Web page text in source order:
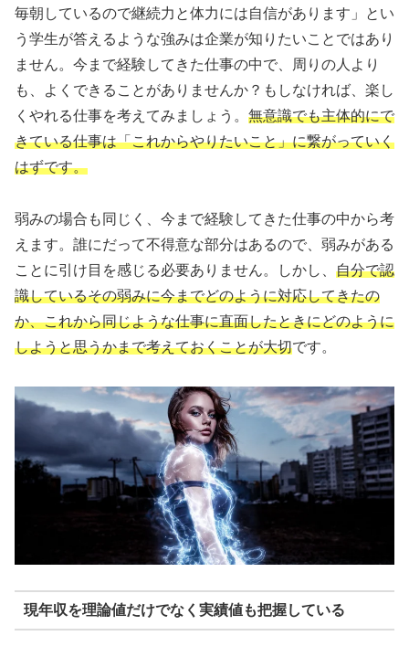
毎朝しているので継続力と体力には自信があります」とい
う学生が答えるような強みは企業が知りたいことではあり
ません。今まで経験してきた仕事の中で、周りの人より
も、よくできることがありませんか？もしなければ、楽し
くやれる仕事を考えてみましょう。 無意識でも主体的にで
きている仕事は「これからやりたいこと」に繋がっていく
はずです。
弱みの場合も同じく、今まで経験してきた仕事の中から考
えます。誰にだって不得意な部分はあるので、弱みがある
ことに引け目を感じる必要ありません。しかし、 自分で認
識しているその弱みに今までどのように対応してきたの
か、これから同じような仕事に直面したときにどのように
しようと思うかまで考えておくことが大切です。
現年収を理論値だけでなく実績値も把握している